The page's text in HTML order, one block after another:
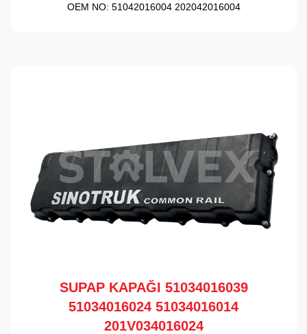
OEM NO: 51042016004 202042016004
SUPAP KAPAĞI 51034016039
51034016024 51034016014
201V034016024